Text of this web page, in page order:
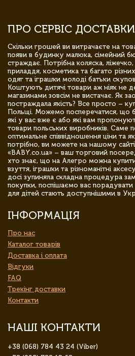
ПРО СЕРВІС ДОСТАВКИ
Скільки грошей ви витрачаєте на
появи в будинку малюка, сімейний
страждає. Потрібна коляска,
приладдя, косметика та багато
одяг та іграшки молоді батьки
Коштують дитячі товари аж ніяк не
магазинами зовсім не вистачає. Як
постраждала якість? Все просто –
Польщі. Можемо посперечатися, що
які у вас вже є або які вам
товари польських виробників. Саме
оптимальне співвідношення ціни та
потрібно, ви можете на нашому
«BABY.co.ua» – ваш торговий
хто знає, що на Алегро можна
взуття, іграшки та різноманітні
досі зупиняла складна процедура
покупки, поспішаємо вас порадувати
для дітей стають доступнішими в
ІНФОРМАЦІЯ
Про нас
Каталог товарів
Доставка і оплата
Відгуки
FAQ
Трекінг доставки
Контакти
НАШІ КОНТАКТИ
+38 (068) 784 43 24 (Viber)